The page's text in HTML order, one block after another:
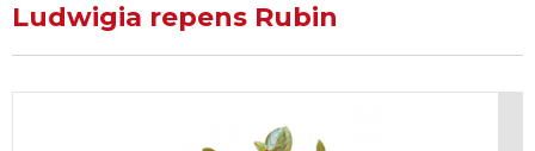
Ludwigia repens Rubin